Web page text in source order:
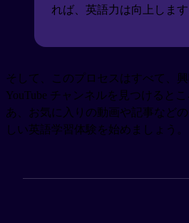
れば、英語力は向上します
そして、このプロセスはすべて、
YouTube チャンネルを見つけると
あ、お気に入りの動画や記事など
しい英語学習体験を始めましょう。